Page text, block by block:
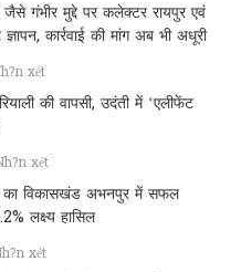
गंभीर मुद्दे पर कलेक्टर रायपुर एवं
कार्रवाई की मांग अब भी अधूरी
xét
की वापसी, उदंती में ‘एलीफेंट
xét
का विकासखंड अभनपुर में सफल
लक्ष्य हासिल
xét